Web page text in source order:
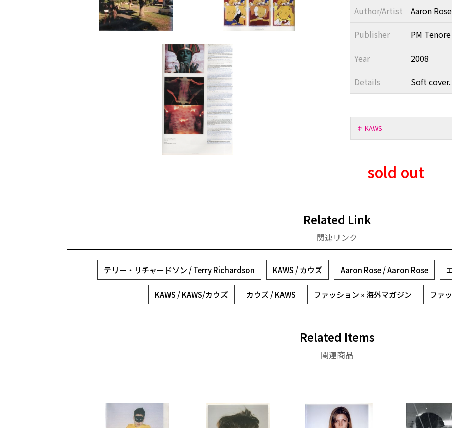
Author/Artist
Aaron Rose
Publisher
PM Tenore
Year
2008
Details
Soft
♯ KAWS
sold out
Related Link
関連リンク
テリー・リチャードソン / Terry Richardson KAWS / カウズ Aaron Rose / Aaron Rose
KAWS / KAWS/カウズ カウズ / KAWS ファッション » 海外マガジン ファ
Related Items
関連商品